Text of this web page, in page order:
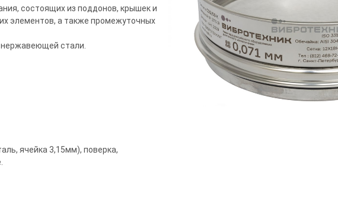
состоящих из поддонов, крышек и
элементов, а также промежуточных
нержавеющей стали.
ячейка 3,15мм), поверка,